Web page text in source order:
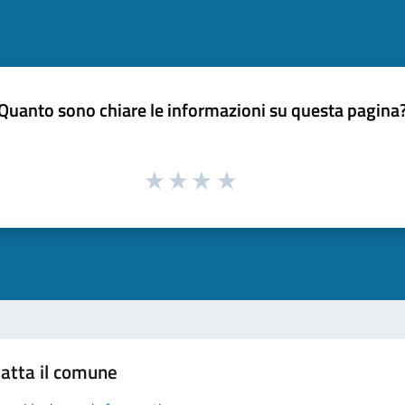
sono chiare le informazioni su questa
il comune